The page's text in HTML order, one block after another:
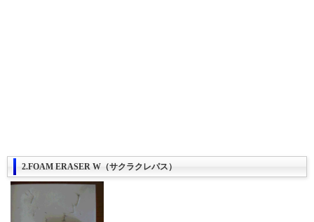
2.FOAM ERASER W（サクラクレパス）